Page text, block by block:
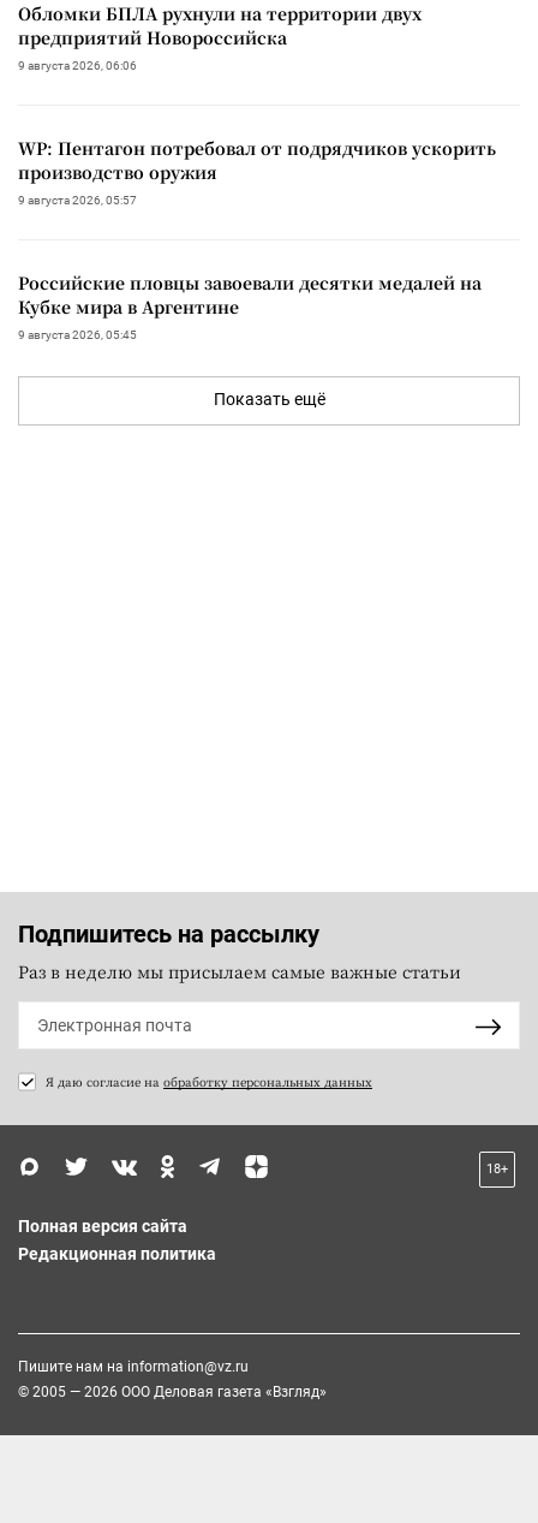
Обломки БПЛА рухнули на территории двух
предприятий Новороссийска
9 августа 2026, 06:06
WP: Пентагон потребовал от подрядчиков ускорить
производство оружия
9 августа 2026, 05:57
Российские пловцы завоевали десятки медалей на
Кубке мира в Аргентине
9 августа 2026, 05:45
Показать ещё
Подпишитесь на рассылку
Раз в неделю мы присылаем самые важные статьи
Я даю согласие на обработку персональных данных
18+
Полная версия сайта
Редакционная политика
Пишите нам на information@vz.ru
© 2005 — 2026 ООО Деловая газета «Взгляд»